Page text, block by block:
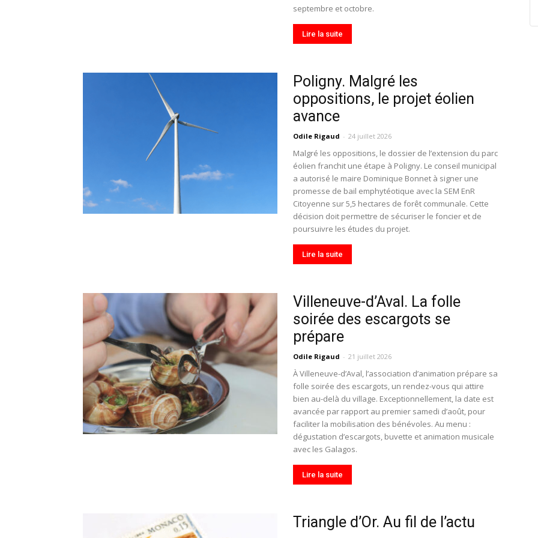
septembre et octobre.
Lire la suite
Poligny. Malgré les
oppositions, le projet éolien
avance
Odile Rigaud - 24 juillet 2026
Malgré les oppositions, le dossier de l’extension du parc
éolien franchit une étape à Poligny. Le conseil municipal
a autorisé le maire Dominique Bonnet à signer une
promesse de bail emphytéotique avec la SEM EnR
Citoyenne sur 5,5 hectares de forêt communale. Cette
décision doit permettre de sécuriser le foncier et de
poursuivre les études du projet.
Lire la suite
Villeneuve-d’Aval. La folle
soirée des escargots se
prépare
Odile Rigaud - 21 juillet 2026
À Villeneuve-d’Aval, l’association d’animation prépare sa
folle soirée des escargots, un rendez-vous qui attire
bien au-delà du village. Exceptionnellement, la date est
avancée par rapport au premier samedi d’août, pour
faciliter la mobilisation des bénévoles. Au menu :
dégustation d’escargots, buvette et animation musicale
avec les Galagos.
Lire la suite
Triangle d’Or. Au fil de l’actu